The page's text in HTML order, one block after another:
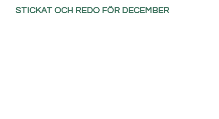
STICKAT OCH REDO FÖR DECEMBER